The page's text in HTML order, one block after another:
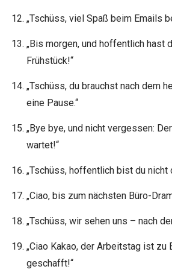
„Tschüss, viel Spaß beim Emails
„Bis morgen, und hoffentlich hast
Frühstück!“
„Tschüss, du brauchst nach dem
eine Pause.“
„Bye bye, und nicht vergessen:
wartet!“
„Tschüss, hoffentlich bist du nicht
„Ciao, bis zum nächsten Büro-
„Tschüss, wir sehen uns – nach
„Ciao Kakao, der Arbeitstag ist zu
geschafft!“